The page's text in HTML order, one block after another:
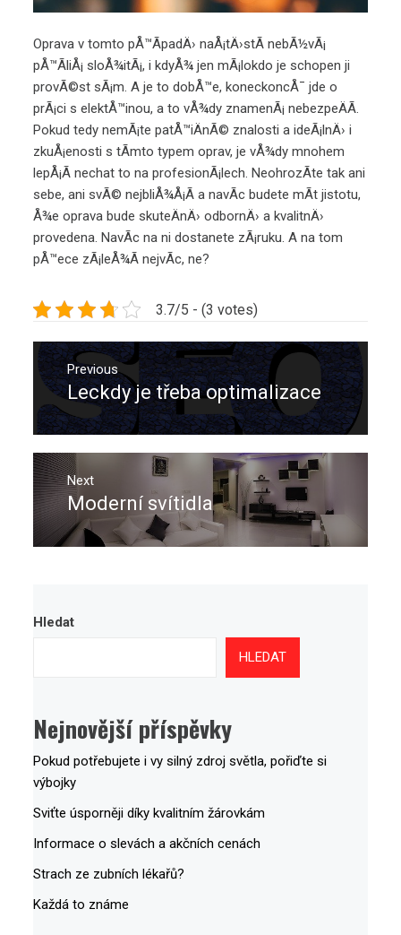
Oprava v tomto pÅ™Ã­padÄ› naÅ¡tÄ›stÃ­ nebÃ½vÃ¡
pÅ™Ã­liÅ¡ sloÅ¾itÃ¡, i kdyÅ¾ jen mÃ¡lokdo je schopen ji
provÃ©st sÃ¡m. A je to dobÅ™e, koneckoncÅ¯ jde o
prÃ¡ci s elektÅ™inou, a to vÅ¾dy znamenÃ¡ nebezpeÄÃ­.
Pokud tedy nemÃ¡te patÅ™iÄnÃ© znalosti a ideÃ¡lnÄ› i
zkuÅ¡enosti s tÃ­mto typem oprav, je vÅ¾dy mnohem
lepÅ¡Ã­ nechat to na profesionÃ¡lech. NeohrozÃ­te tak ani
sebe, ani svÃ© nejbliÅ¾Å¡Ã­ a navÃ­c budete mÃ­t jistotu,
Å¾e oprava bude skuteÄnÄ› odbornÄ› a kvalitnÄ›
provedena. NavÃ­c na ni dostanete zÃ¡ruku. A na tom
pÅ™ece zÃ¡leÅ¾Ã­ nejvÃ­c, ne?
3.7/5 - (3 votes)
Navigace
pro
příspěvek
Previous
Previous
post:
Leckdy je třeba optimalizace
Next
Next
post:
Moderní svítidla
Hledat
HLEDAT
Nejnovější příspěvky
Pokud potřebujete i vy silný zdroj světla, pořiďte si
výbojky
Sviťte úsporněji díky kvalitním žárovkám
Informace o slevách a akčních cenách
Strach ze zubních lékařů?
Každá to známe